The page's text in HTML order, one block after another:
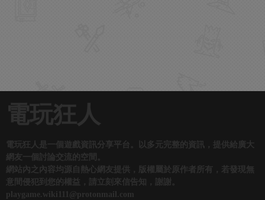
電玩狂人
電玩狂人是一個遊戲資訊分享平台。以多元完整的資訊，提供給廣大
網友一個討論交流的空間。
網站內之內容均源自熱心網友提供，版權屬於原作者所有，若發現無
意間侵犯到您的權益，請立刻來信告知，謝謝。
playgame.wiki111@protonmail.com